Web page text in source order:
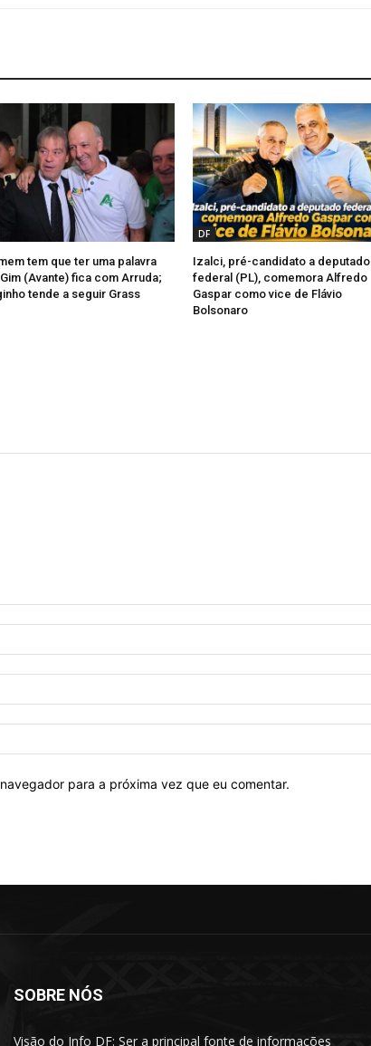
tem que ter uma palavra
Gim (Avante) fica com Arruda;
tende a seguir Grass
DF
Izalci, pré-candidato a deputado
federal (PL), comemora Alfredo
Gaspar como vice de Flávio
Bolsonaro
para a próxima vez que eu comentar.
SOBRE NÓS
Visão do Info DF: Ser a principal fonte de informações